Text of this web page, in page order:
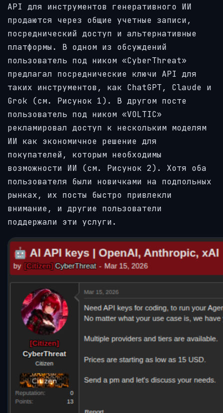
API для инструментов генеративного ИИ
продаются через общие учетные записи,
посреднический доступ и альтернативные
платформы. В одном из обсуждений
пользователь под ником «CyberThreat»
предлагал посреднические ключи API для
таких инструментов, как ChatGPT, Claude и
Grok (см. Рисунок 1). В другом посте
пользователь под ником «VOLTIC»
рекламировал доступ к нескольким моделям
ИИ как экономичное решение для
покупателей, которым необходимы
возможности ИИ (см. Рисунок 2). Хотя оба
пользователя были новичками на подпольных
рынках, их посты быстро привлекли
внимание, и другие пользователи
поддержали эти услуги.